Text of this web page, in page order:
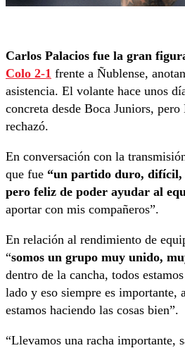
Carlos Palacios fue la gran
Colo 2-1 frente a Ñublense,
asistencia. El volante hace unos
concreta desde Boca Juniors,
rechazó.
En conversación con la
que fue “un partido duro, difícil,
pero feliz de poder ayudar al
aportar con mis compañeros”.
En relación al rendimiento de
“somos un grupo muy unido,
dentro de la cancha, todos
lado y eso siempre es importante,
estamos haciendo las cosas bien”.
“Llevamos una racha importante,